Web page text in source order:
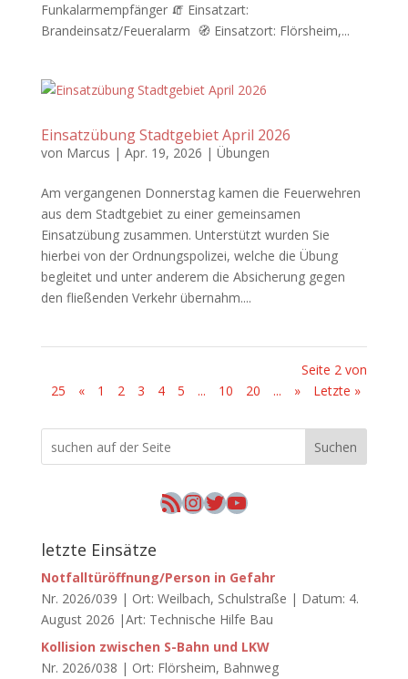
Funkalarmempfänger 🧯 Einsatzart:
Brandeinsatz/Feueralarm 🧭 Einsatzort: Flörsheim,...
Einsatzübung Stadtgebiet April 2026
von Marcus | Apr. 19, 2026 | Übungen
Am vergangenen Donnerstag kamen die Feuerwehren
aus dem Stadtgebiet zu einer gemeinsamen
Einsatzübung zusammen. Unterstützt wurden Sie
hierbei von der Ordnungspolizei, welche die Übung
begleitet und unter anderem die Absicherung gegen
den fließenden Verkehr übernahm....
Seite 2 von
25
« 1 2 3 4 5 ... 10 20 ... » Letzte »
Suchen
RSS-Feed
Instagram
Twitter
YouTube
letzte Einsätze
Notfalltüröffnung/Person in Gefahr
Nr. 2026/039 | Ort: Weilbach, Schulstraße | Datum: 4.
August 2026 |Art: Technische Hilfe Bau
Kollision zwischen S-Bahn und LKW
Nr. 2026/038 | Ort: Flörsheim, Bahnweg